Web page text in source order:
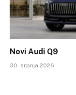
Novi Audi Q9
30. srpnja 2026.